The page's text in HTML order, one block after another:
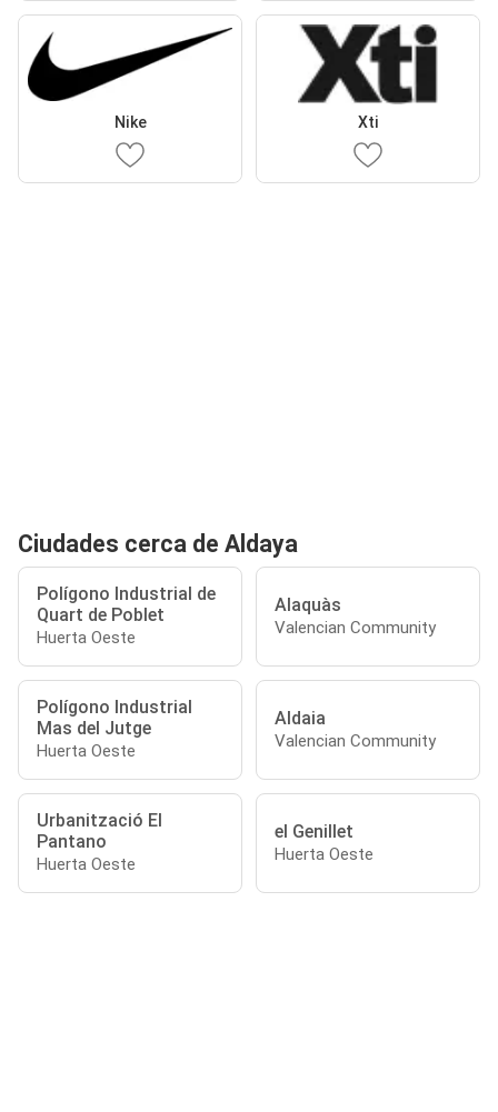
Nike Xti
Ciudades cerca de Aldaya
Polígono Industrial de
Quart de Poblet
Huerta Oeste
Alaquàs
Valencian Community
Polígono Industrial
Mas del Jutge
Huerta Oeste
Aldaia
Valencian Community
Urbanització El
Pantano
Huerta Oeste
el Genillet
Huerta Oeste